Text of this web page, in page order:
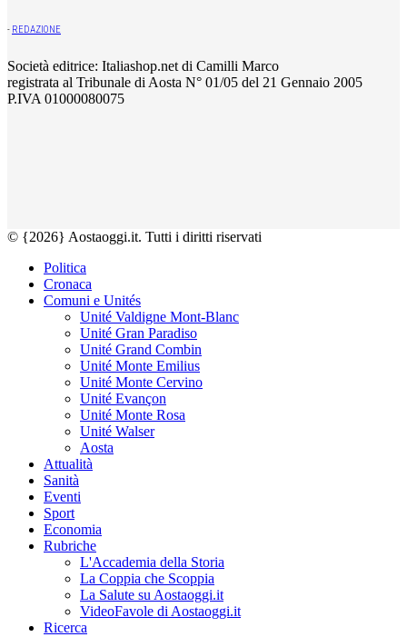
- REDAZIONE
Società editrice: Italiashop.net di Camilli Marco
registrata al Tribunale di Aosta N° 01/05 del 21 Gennaio 2005
P.IVA 01000080075
© {2026} Aostaoggi.it. Tutti i diritti riservati
Politica
Cronaca
Comuni e Unités
Unité Valdigne Mont-Blanc
Unité Gran Paradiso
Unité Grand Combin
Unité Monte Emilius
Unité Monte Cervino
Unité Evançon
Unité Monte Rosa
Unité Walser
Aosta
Attualità
Sanità
Eventi
Sport
Economia
Rubriche
L'Accademia della Storia
La Coppia che Scoppia
La Salute su Aostaoggi.it
VideoFavole di Aostaoggi.it
Ricerca